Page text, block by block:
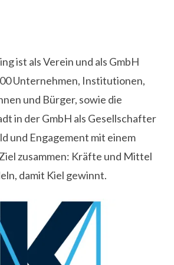
ist als Verein und als GmbH
Unternehmen, Institutionen,
und Bürger, sowie die
in der GmbH als Gesellschafter
und Engagement mit einem
zusammen: Kräfte und Mittel
damit Kiel gewinnt.